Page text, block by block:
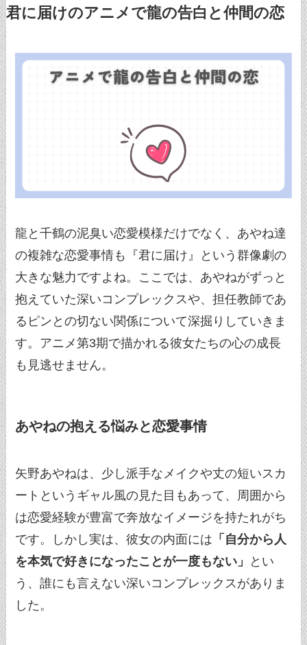
君に届けのアニメで龍の告白と仲間の恋
龍と千鶴の泥臭い恋愛模様だけでなく、あやね達
の複雑な恋愛事情も『君に届け』という群像劇の
大きな魅力ですよね。ここでは、あやねがずっと
抱えていた深いコンプレックスや、担任教師であ
るピンとの切ない関係について深掘りしていきま
す。アニメ第3期で描かれる彼女たちの心の成長
も見逃せません。
あやねの抱える悩みと恋愛事情
矢野あやねは、少し派手なメイクや丈の短いスカ
ートというギャル風の見た目もあって、周囲から
は恋愛経験が豊富で奔放なイメージを持たれがち
です。しかし実は、彼女の内面には 「自分から人
を本気で好きになったことが一度もない」
とい
う、誰にも言えない深いコンプレックスがありま
した。